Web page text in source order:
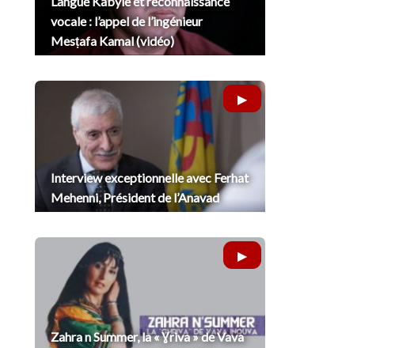
vocale : l’appel de l’ingénieur
Mesṭafa Kamal (vidéo)
Interview exceptionnelle avec Ferhat
Mehenni, Président de l’Anavad
Zahra n Summer, la « Ɣriva » de Vava